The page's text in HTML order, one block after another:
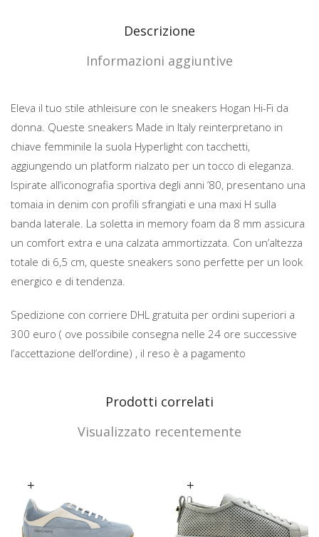
Descrizione
Informazioni aggiuntive
Eleva il tuo stile athleisure con le sneakers Hogan Hi-Fi da
donna. Queste sneakers Made in Italy reinterpretano in
chiave femminile la suola Hyperlight con tacchetti,
aggiungendo un platform rialzato per un tocco di eleganza.
Ispirate all’iconografia sportiva degli anni ’80, presentano una
tomaia in denim con profili sfrangiati e una maxi H sulla
banda laterale. La soletta in memory foam da 8 mm assicura
un comfort extra e una calzata ammortizzata. Con un’altezza
totale di 6,5 cm, queste sneakers sono perfette per un look
energico e di tendenza.
Spedizione con corriere DHL gratuita per ordini superiori a
300 euro ( ove possibile consegna nelle 24 ore successive
l’accettazione dell’ordine) , il reso è a pagamento
Prodotti correlati
Visualizzato recentemente
Scegli Scegli